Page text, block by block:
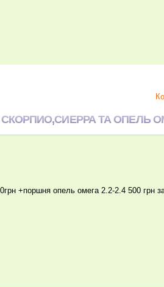
ТА ОПЕЛЬ
+поршня опель омега 2.2-2.4 500 грн